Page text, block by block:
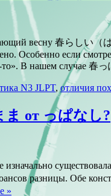
весну 春らしい（
Особенно если
В нашем случае 春
N3 JLPT,отличия
ま от っぱなし?
разницы. Обе
»